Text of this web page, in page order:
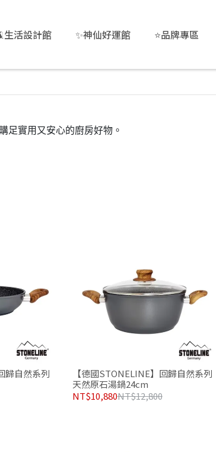
活設計館 ✨神仙好運館 ⭐品牌專區
足實用又安心的廚房好物。
歸自然系列
【德國STONELINE】回歸自然系列
天然原石湯鍋24cm
NT$10,880NT$12,800